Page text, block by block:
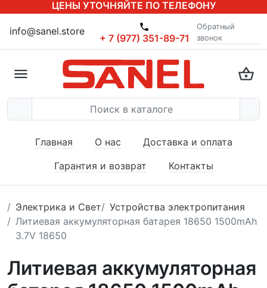
ЦЕНЫ УТОЧНЯЙТЕ ПО ТЕЛЕФОНУ
info@sanel.store
+ 7 (977) 351-89-71
Обратный
звонок
Главная О нас
Доставка и оплата
Гарантия и возврат
Контакты
Электрика и Свет
Устройства электропитания
Литиевая аккумуляторная батарея 18650 1500mAh
3.7V 18650
Литиевая аккумуляторная